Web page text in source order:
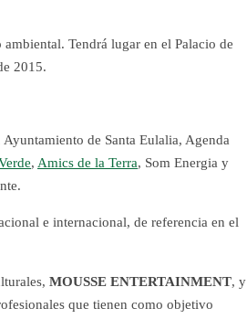
Tendrá lugar en el Palacio de
2015.
de Santa Eulalia, Agenda
, Amics de la Terra, Som Energia y
e internacional, de referencia en el
MOUSSE ENTERTAINMENT, y
que tienen como objetivo